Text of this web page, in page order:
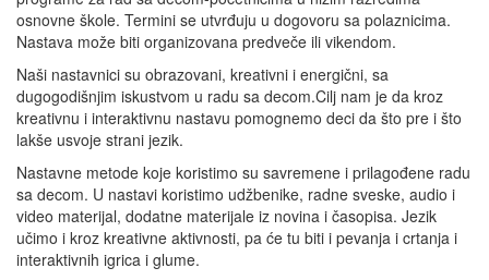
osnovne škole. Termini se utvrđuju u dogovoru sa polaznicima.
Nastava može biti organizovana predveče ili vikendom.
Naši nastavnici su obrazovani, kreativni i energični, sa
dugogodišnjim iskustvom u radu sa decom.Cilj nam je da kroz
kreativnu i interaktivnu nastavu pomognemo deci da što pre i što
lakše usvoje strani jezik.
Nastavne metode koje koristimo su savremene i prilagođene radu
sa decom. U nastavi koristimo udžbenike, radne sveske, audio i
video materijal, dodatne materijale iz novina i časopisa. Jezik
učimo i kroz kreativne aktivnosti, pa će tu biti i pevanja i crtanja i
interaktivnih igrica i glume.